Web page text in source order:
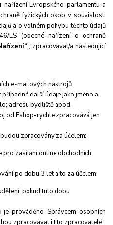
Evropského parlamentu a
fyzických osob v souvislosti
a o volném pohybu těchto údajů
ES (obecné nařízení o ochraně
), zpracovával/a následující
e-mailových nástrojů
další údaje jako jméno a
adresu bydliště apod.
od Eshop-rychle zpracovává jen
zpracovány za účelem:
pro zasílání online obchodních
po dobu 3 leta to za účelem:
pokud tuto dobu
je prováděno Správcem osobních
zpracovávat i tito zpracovatelé: